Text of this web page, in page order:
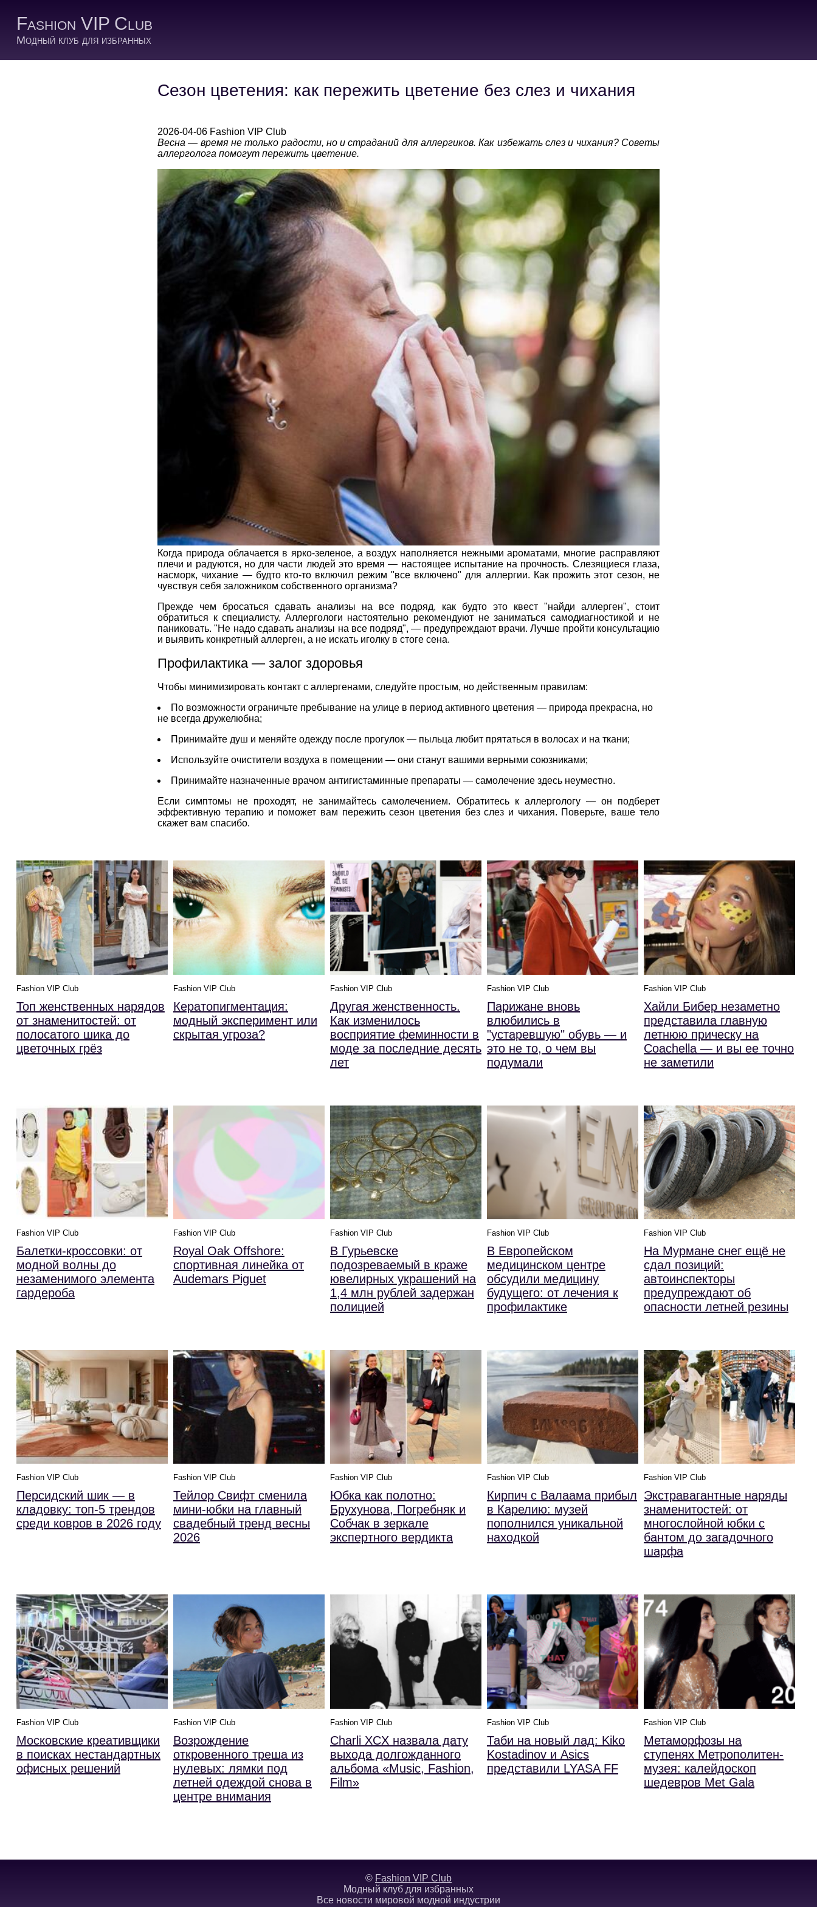
Fashion VIP Club
Модный клуб для избранных
Сезон цветения: как пережить цветение без слез и чихания
2026-04-06 Fashion VIP Club
Весна — время не только радости, но и страданий для аллергиков. Как избежать слез и чихания? Советы
аллерголога помогут пережить цветение.
Когда природа облачается в ярко-зеленое, а воздух наполняется нежными ароматами, многие расправляют
плечи и радуются, но для части людей это время — настоящее испытание на прочность. Слезящиеся глаза,
насморк, чихание — будто кто-то включил режим "все включено" для аллергии. Как прожить этот сезон, не
чувствуя себя заложником собственного организма?
Прежде чем бросаться сдавать анализы на все подряд, как будто это квест "найди аллерген", стоит
обратиться к специалисту. Аллергологи настоятельно рекомендуют не заниматься самодиагностикой и не
паниковать. "Не надо сдавать анализы на все подряд", — предупреждают врачи. Лучше пройти консультацию
и выявить конкретный аллерген, а не искать иголку в стоге сена.
Профилактика — залог здоровья
Чтобы минимизировать контакт с аллергенами, следуйте простым, но действенным правилам:
По возможности ограничьте пребывание на улице в период активного цветения — природа прекрасна, но
не всегда дружелюбна;
Принимайте душ и меняйте одежду после прогулок — пыльца любит прятаться в волосах и на ткани;
Используйте очистители воздуха в помещении — они станут вашими верными союзниками;
Принимайте назначенные врачом антигистаминные препараты — самолечение здесь неуместно.
Если симптомы не проходят, не занимайтесь самолечением. Обратитесь к аллергологу — он подберет
эффективную терапию и поможет вам пережить сезон цветения без слез и чихания. Поверьте, ваше тело
скажет вам спасибо.
Fashion VIP Club
Топ женственных нарядов
от знаменитостей: от
полосатого шика до
цветочных грёз
Fashion VIP Club
Кератопигментация:
модный эксперимент или
скрытая угроза?
Fashion VIP Club
Другая женственность.
Как изменилось
восприятие феминности в
моде за последние десять
лет
Fashion VIP Club
Парижане вновь
влюбились в
"устаревшую" обувь — и
это не то, о чем вы
подумали
Fashion VIP Club
Хайли Бибер незаметно
представила главную
летнюю прическу на
Coachella — и вы ее точно
не заметили
Fashion VIP Club
Балетки-кроссовки: от
модной волны до
незаменимого элемента
гардероба
Fashion VIP Club
Royal Oak Offshore:
спортивная линейка от
Audemars Piguet
Fashion VIP Club
В Гурьевске
подозреваемый в краже
ювелирных украшений на
1,4 млн рублей задержан
полицией
Fashion VIP Club
В Европейском
медицинском центре
обсудили медицину
будущего: от лечения к
профилактике
Fashion VIP Club
На Мурмане снег ещё не
сдал позиций:
автоинспекторы
предупреждают об
опасности летней резины
Fashion VIP Club
Персидский шик — в
кладовку: топ-5 трендов
среди ковров в 2026 году
Fashion VIP Club
Тейлор Свифт сменила
мини-юбки на главный
свадебный тренд весны
2026
Fashion VIP Club
Юбка как полотно:
Брухунова, Погребняк и
Собчак в зеркале
экспертного вердикта
Fashion VIP Club
Кирпич с Валаама прибыл
в Карелию: музей
пополнился уникальной
находкой
Fashion VIP Club
Экстравагантные наряды
знаменитостей: от
многослойной юбки с
бантом до загадочного
шарфа
Fashion VIP Club
Московские креативщики
в поисках нестандартных
офисных решений
Fashion VIP Club
Возрождение
откровенного треша из
нулевых: лямки под
летней одеждой снова в
центре внимания
Fashion VIP Club
Charli XCX назвала дату
выхода долгожданного
альбома «Music, Fashion,
Film»
Fashion VIP Club
Таби на новый лад: Kiko
Kostadinov и Asics
представили LYASA FF
Fashion VIP Club
Метаморфозы на
ступенях Метрополитен-
музея: калейдоскоп
шедевров Met Gala
© Fashion VIP Club
Модный клуб для избранных
Все новости мировой модной индустрии